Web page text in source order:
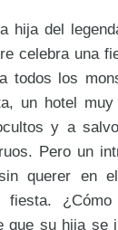
hija del
celebra una
todos los
un hotel
y a
Pero un
querer en
¿Cómo
que su hija se